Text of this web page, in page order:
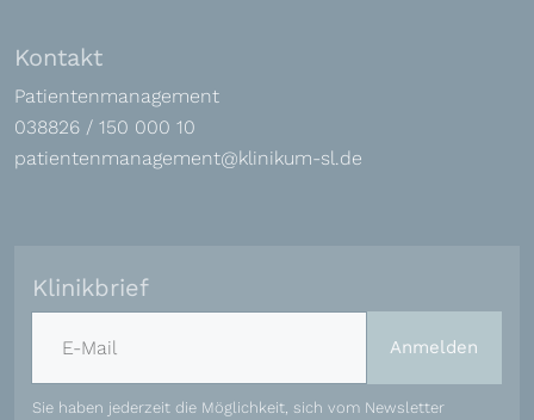
Kontakt
Patientenmanagement
038826 / 150 000 10
patientenmanagement@klinikum-sl.de
Klinikbrief
Anmelden
Sie haben jederzeit die Möglichkeit, sich vom Newsletter